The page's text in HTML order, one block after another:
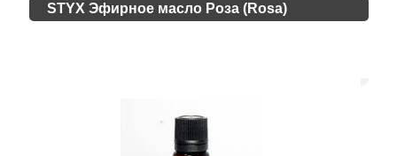
STYX Эфирное масло Роза (Rosa)